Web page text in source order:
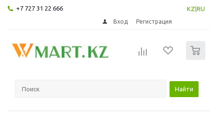
+7 727 31 22 666 KZ RU
Вход Регистрация
Найти